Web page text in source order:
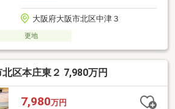
大阪府大阪市北区中津３
更地
区本庄東２ 7,980万円
7,980万円